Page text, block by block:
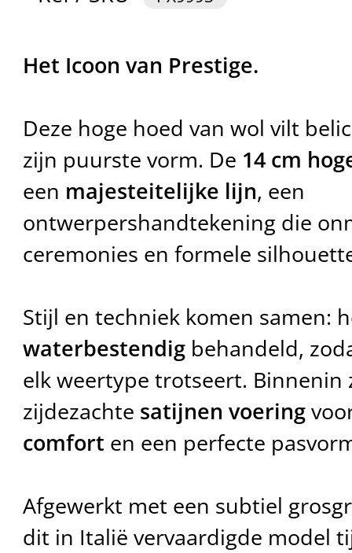
Het Icoon van Prestige.
Deze hoge hoed van wol vilt
zijn puurste vorm. De 14 cm
een majesteitelijke lijn, een
ontwerpershandtekening die
ceremonies en formele
Stijl en techniek komen samen:
waterbestendigbehandeld,
elk weertype trotseert. Binnenin
zijdezachte satijnen voering
comfort en een perfecte
Afgewerkt met een subtiel
dit in Italië vervaardigde model